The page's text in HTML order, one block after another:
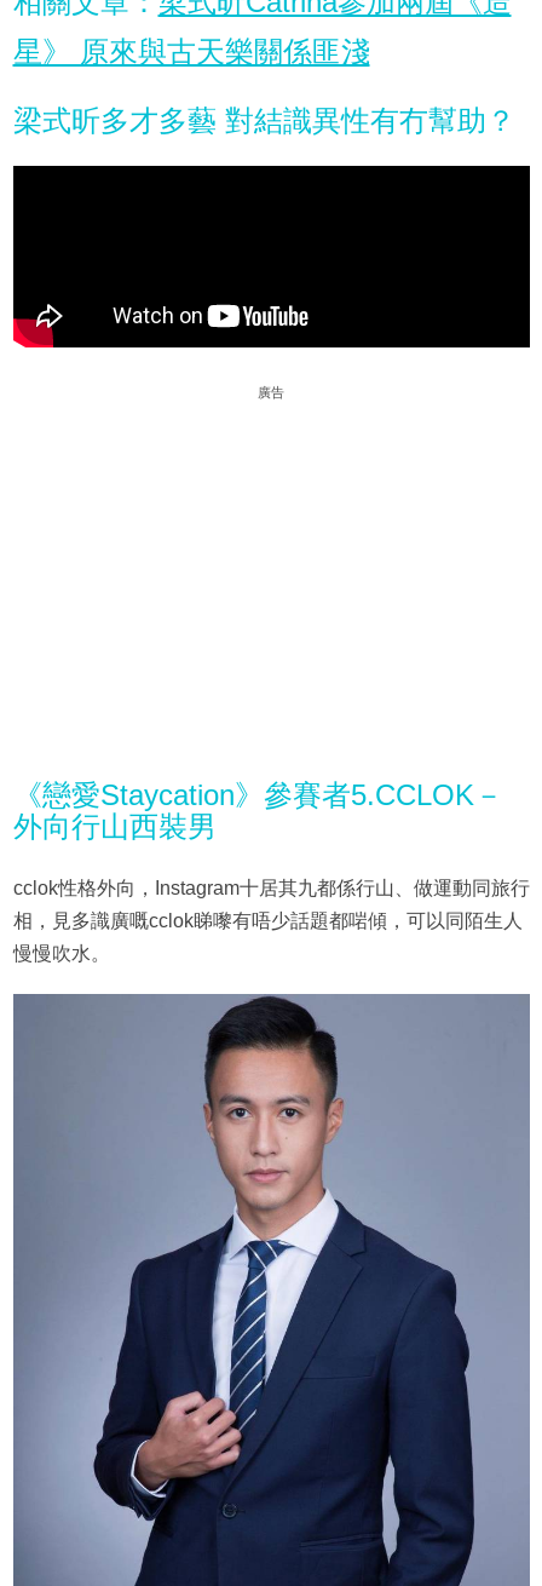
星》 原來與古天樂關係匪淺
梁式昕多才多藝 對結識異性有冇幫助？
廣告
《戀愛Staycation》參賽者5.CCLOK－
外向行山西裝男
cclok性格外向，Instagram十居其九都係行山、做運動同旅行
相，見多識廣嘅cclok睇嚟有唔少話題都啱傾，可以同陌生人
慢慢吹水。